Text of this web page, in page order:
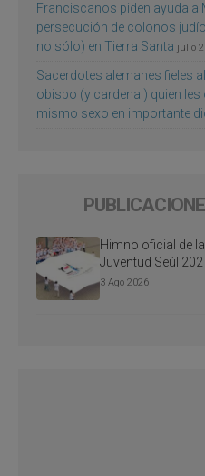
Franciscanos piden ayuda a
persecución de colonos
no sólo) en Tierra Santa julio
Sacerdotes alemanes fieles
obispo (y cardenal) quien les
mismo sexo en importante
Himno oficial de
Juventud Seúl
3 Ago 2026